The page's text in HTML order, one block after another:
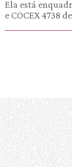
Ela está
e COCEX 4738